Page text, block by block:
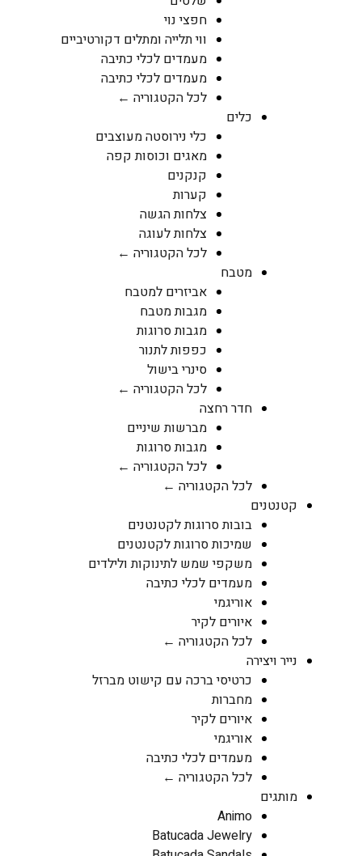
חפצי נוי
ווי תלייה ומתלים דקורטיביים
מעמדים לכלי כתיבה
מעמדים לכלי כתיבה
לכל הקטגוריה ←
כלים
כלי נירוסטה מעוצבים
מאגים וכוסות קפה
קנקנים
קערות
צלחות הגשה
צלחות לעוגה
לכל הקטגוריה ←
מטבח
אביזרים למטבח
מגבות מטבח
מגבות סרוגות
כפפות לתנור
סינרי בישול
לכל הקטגוריה ←
חדר רחצה
מברשות שיניים
מגבות סרוגות
לכל הקטגוריה ←
לכל הקטגוריה ←
קטנטנים
בובות סרוגות לקטנטנים
שמיכות סרוגות לקטנטנים
משקפי שמש לתינוקות ולילדים
מעמדים לכלי כתיבה
אוריגמי
איורים לקיר
לכל הקטגוריה ←
נייר ויצירה
כרטיסי ברכה עם קישוט מברזל
מחברות
איורים לקיר
אוריגמי
מעמדים לכלי כתיבה
לכל הקטגוריה ←
מותגים
Animo
Batucada Jewelry